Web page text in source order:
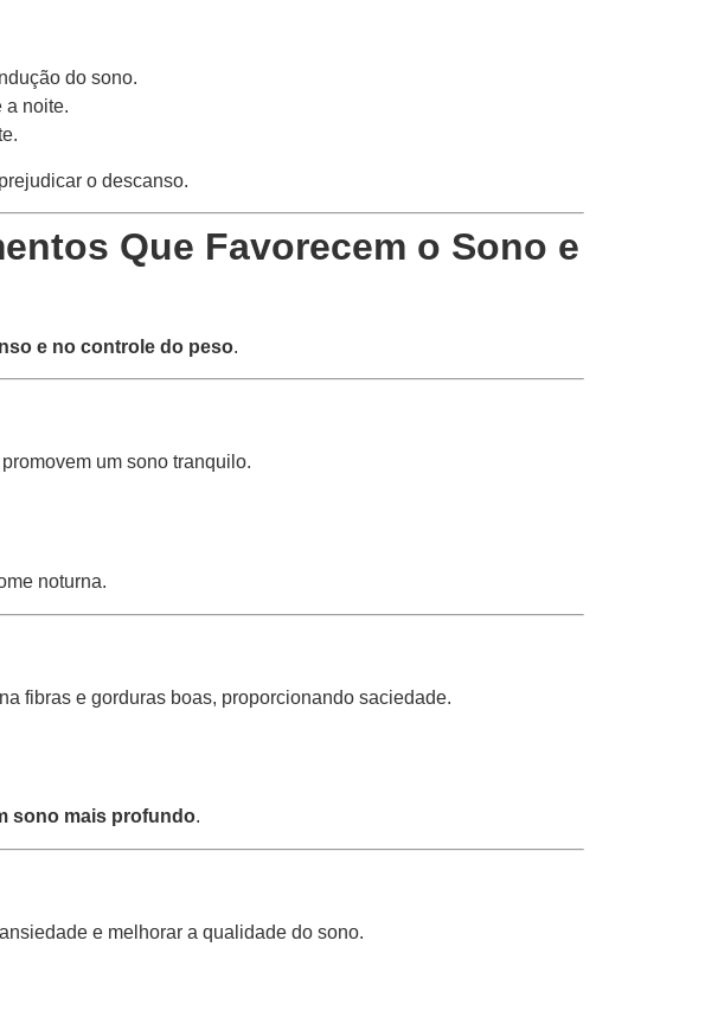
do sono.
a noite.
o descanso.
Que Favorecem o Sono e
e no controle do peso.
um sono tranquilo.
noturna.
fibras e gorduras boas, proporcionando saciedade.
sono mais profundo.
e melhorar a qualidade do sono.